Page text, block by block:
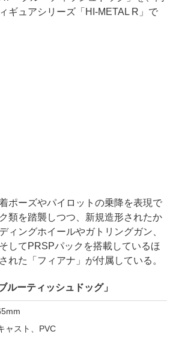
ギュアシリーズ「HI-METAL R」で
ポーズやパイロットの乗降を表現で
類を踏襲しつつ、新規造形されたか
ィングホイールやガトリングガン、
してPRSPパックを搭載しているほ
れた「フィアナ」が付属している。
ルーティッシュドッグ」
ャスト、PVC